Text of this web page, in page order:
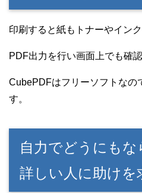
印刷すると紙もトナーやイン
PDF出力を行い画面上でも確
CubePDFはフリーソフトなの
す。
自力でどうにも
詳しい人に助けを